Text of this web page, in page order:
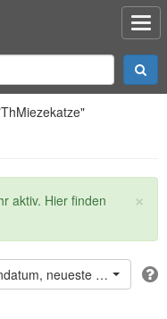
×
aktiv. Hier finden
neueste oben